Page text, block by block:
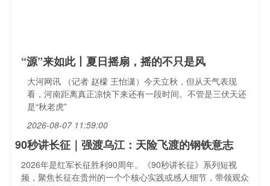
“源”来如此丨夏日摇扇，摇的不只是风
大河网讯 （记者 赵檬 王怡潇）今天立秋，但从天气表现
看，河南距离真正凉快下来还有一段时间。不管是三伏天还
是“秋老虎”
2026-08-07 11:59:00
90秒讲长征｜强渡乌江：天险飞渡的钢铁意志
2026年是红军长征胜利90周年。《90秒讲长征》系列短视
频，聚焦长征在贵州的一个个核心实践或感人细节，带领观众